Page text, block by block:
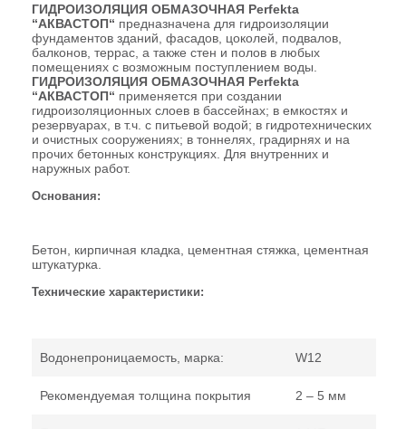
ГИДРОИЗОЛЯЦИЯ ОБМАЗОЧНАЯ Perfekta
“АКВАСТОП“ предназначена для гидроизоляции
фундаментов зданий, фасадов, цоколей, подвалов,
балконов, террас, а также стен и полов в любых
помещениях с возможным поступлением воды.
ГИДРОИЗОЛЯЦИЯ ОБМАЗОЧНАЯ Perfekta
“АКВАСТОП“ применяется при создании
гидроизоляционных слоев в бассейнах; в емкостях и
резервуарах, в т.ч. с питьевой водой; в гидротехнических
и очистных сооружениях; в тоннелях, градирнях и на
прочих бетонных конструкциях. Для внутренних и
наружных работ.
Основания:
Бетон, кирпичная кладка, цементная стяжка, цементная
штукатурка.
Технические характеристики:
Водонепроницаемость, марка: W12
Рекомендуемая толщина покрытия 2 – 5 мм